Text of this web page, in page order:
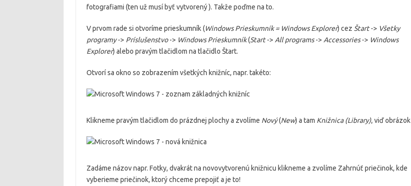
fotografiami (ten už musí byť vytvorený ). Takže poďme na to.
V prvom rade si otvoríme prieskumník (Windows Prieskumník = Windows Explorer) cez Štart-> Všetky
programy-> Príslušenstvo-> Windows Prieskumník(Start-> All programs-> Accessories-> Windows
Explorer) alebo pravým tlačidlom na tlačidlo Štart.
Otvorí sa okno so zobrazením všetkých knižníc, napr. takéto:
Klikneme pravým tlačidlom do prázdnej plochy a zvolíme Nový(New) a tam Knižnica (Library), viď obrázok
Zadáme názov napr. Fotky, dvakrát na novovytvorenú knižnicu klikneme a zvolíme Zahrnúť priečinok, kde
vyberieme priečinok, ktorý chceme prepojiť a je to!